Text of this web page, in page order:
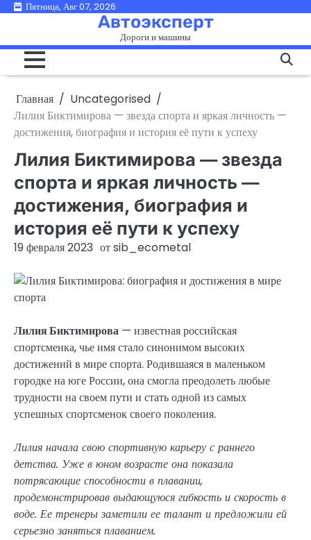
ПерейтиПятница, Авг 07, 2026
Автоэксперт
Дороги и машины
Главная
Uncategorised
Лилия Биктимирова — звезда спорта и яркая личность —
достижения, биография и история её пути к успеху
Лилия Биктимирова — звезда
спорта и яркая личность —
достижения, биография и
история её пути к успеху
19 февраля 2023 отsib_ecometal
Лилия Биктимирова — известная российская
спортсменка, чье имя стало синонимом высоких
достижений в мире спорта. Родившаяся в маленьком
городке на юге России, она смогла преодолеть любые
трудности на своем пути и стать одной из самых
успешных спортсменок своего поколения.
Лилия начала свою спортивную карьеру с раннего
детства. Уже в юном возрасте она показала
потрясающие способности в плавании,
продемонстрировав выдающуюся гибкость и скорость в
воде. Ее тренеры заметили ее талант и предложили ей
серьезно заняться плаванием.